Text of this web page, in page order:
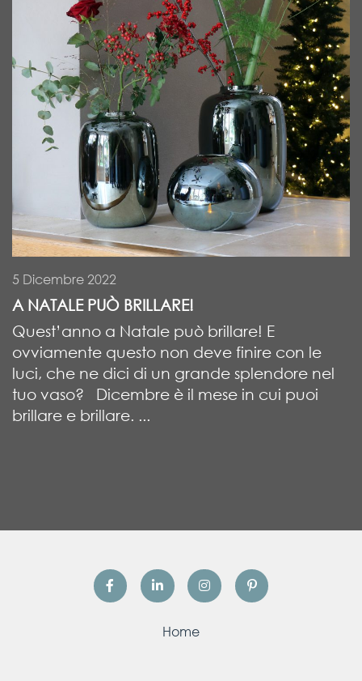
5 Dicembre 2022
A NATALE PUÒ BRILLARE!
Quest’anno a Natale può brillare! E
ovviamente questo non deve finire con le
luci, che ne dici di un grande splendore nel
tuo vaso? Dicembre è il mese in cui puoi
brillare e brillare. ...
Home